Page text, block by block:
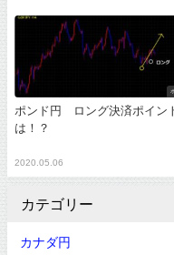
ポンド円 ロング決済ポイン
は！？
2020.05.06
カテゴリー
カナダ円